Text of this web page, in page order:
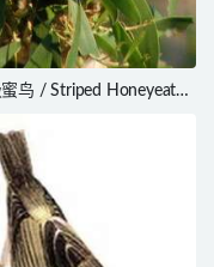
鸟 / Striped Honeyeater